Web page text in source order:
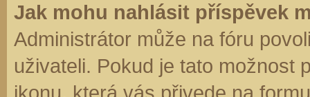
Jak mohu nahlásit příspěvek
Administrátor může na fóru
uživateli. Pokud je tato možnost